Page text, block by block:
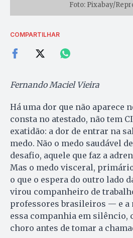
Foto: Pixabay/
COMPARTILHAR
Fernando Maciel Vieira
Há uma dor que não aparece
consta no atestado, não tem
exatidão: a dor de entrar na
medo. Não o medo saudável
desafio, aquele que faz a
Mas o medo visceral,
o que o espera do outro lado
virou companheiro de
professores brasileiros — e a
essa companhia em silêncio,
choro antes de tomar a